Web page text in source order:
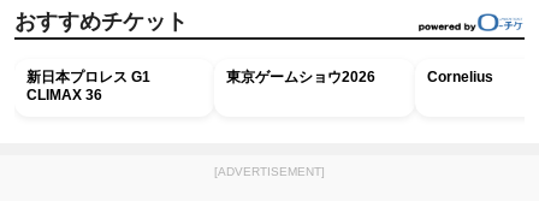
おすすめチケット
新日本プロレス G1
CLIMAX 36
東京ゲームショウ2026 Cornelius
[ADVERTISEMENT]